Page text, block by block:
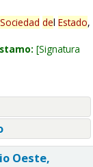
Sociedad del Estado,
Signatura
Oeste,